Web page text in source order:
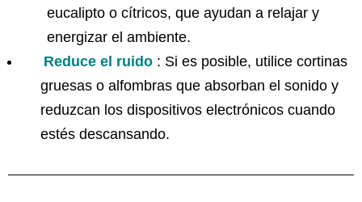
eucalipto o cítricos, que ayudan a relajar y
energizar el ambiente.
Reduce el ruido : Si es posible, utilice cortinas
gruesas o alfombras que absorban el sonido y
reduzcan los dispositivos electrónicos cuando
estés descansando.